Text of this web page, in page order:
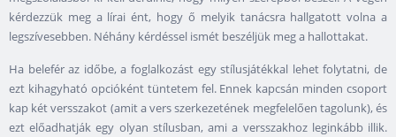
kérdezzük meg a lírai ént, hogy ő melyik tanácsra hallgatott volna a
legszívesebben. Néhány kérdéssel ismét beszéljük meg a hallottakat.
Ha belefér az időbe, a foglalkozást egy stílusjátékkal lehet folytatni, de
ezt kihagyható opcióként tüntetem fel. Ennek kapcsán minden csoport
kap két versszakot (amit a vers szerkezetének megfelelően tagolunk), és
ezt előadhatják egy olyan stílusban, ami a versszakhoz leginkább illik.